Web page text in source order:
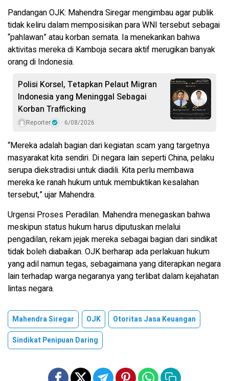
Pandangan OJK: Mahendra Siregar mengimbau agar publik
tidak keliru dalam memposisikan para WNI tersebut sebagai
“pahlawan” atau korban semata. Ia menekankan bahwa
aktivitas mereka di Kamboja secara aktif merugikan banyak
orang di Indonesia.
Polisi Korsel, Tetapkan Pelaut Migran
Indonesia yang Meninggal Sebagai
Korban Trafficking
Reporter 6/08/2026
“Mereka adalah bagian dari kegiatan scam yang targetnya
masyarakat kita sendiri. Di negara lain seperti China, pelaku
serupa diekstradisi untuk diadili. Kita perlu membawa
mereka ke ranah hukum untuk membuktikan kesalahan
tersebut,” ujar Mahendra.
Urgensi Proses Peradilan. Mahendra menegaskan bahwa
meskipun status hukum harus diputuskan melalui
pengadilan, rekam jejak mereka sebagai bagian dari sindikat
tidak boleh diabaikan. OJK berharap ada perlakuan hukum
yang adil namun tegas, sebagaimana yang diterapkan negara
lain terhadap warga negaranya yang terlibat dalam kejahatan
lintas negara.
Mahendra Siregar OJK
Otoritas Jasa Keuangan
Sindikat Penipuan Daring